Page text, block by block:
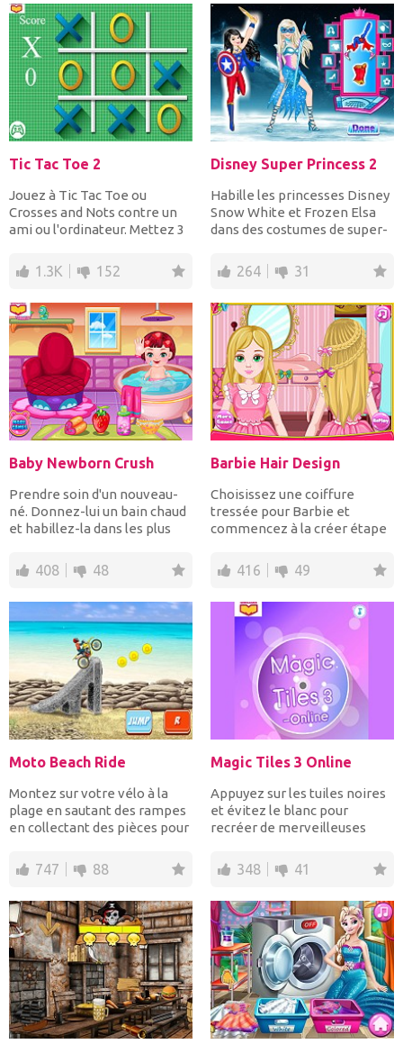
Tic Tac Toe 2
Jouez à Tic Tac Toe ou
Crosses and Nots contre un
ami ou l'ordinateur. Mettez 3
1.3K 152
Disney Super Princess 2
Habille les princesses Disney
Snow White et Frozen Elsa
dans des costumes de super-
264 31
Baby Newborn Crush
Prendre soin d'un nouveau-
né. Donnez-lui un bain chaud
et habillez-la dans les plus
408 48
Barbie Hair Design
Choisissez une coiffure
tressée pour Barbie et
commencez à la créer étape
416 49
Moto Beach Ride
Montez sur votre vélo à la
plage en sautant des rampes
en collectant des pièces pour
747 88
Magic Tiles 3 Online
Appuyez sur les tuiles noires
et évitez le blanc pour
recréer de merveilleuses
348 41